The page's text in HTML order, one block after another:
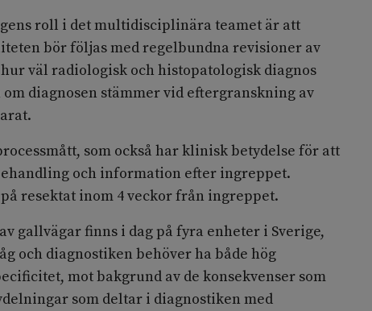
roll i det multidisciplinära teamet är att
bör följas med regelbundna revisioner av
väl radiologisk och histopatologisk diagnos
diagnosen stämmer vid eftergranskning av
som också har klinisk betydelse för att
och information efter ingreppet.
resektat inom 4 veckor från ingreppet.
gallvägar finns i dag på fyra enheter i Sverige,
och diagnostiken behöver ha både hög
mot bakgrund av de konsekvenser som
som deltar i diagnostiken med